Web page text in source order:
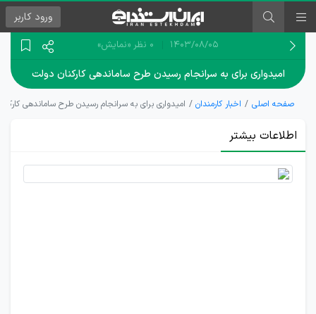
ورود کاربر
۱۴۰۳/۰۸/۰۵ 0 نظر «نمایش»
امیدواری برای به سرانجام رسیدن طرح ساماندهی کارکنان دولت
صفحه اصلی اخبار کارمندان امیدواری برای به سرانجام رسیدن طرح ساماندهی
اطلاعات بیشتر
تأثیر منفی